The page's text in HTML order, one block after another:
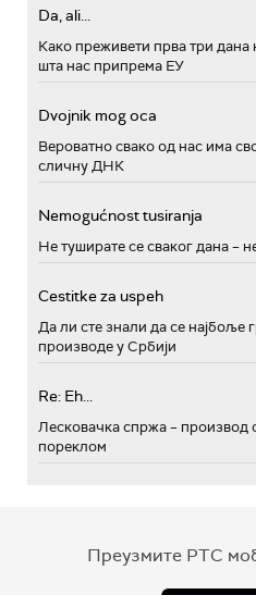
Da, ali...
Како преживети прва три дана
шта нас припрема ЕУ
Dvojnik mog oca
Вероватно свако од нас има
сличну ДНК
Nemogućnost tusiranja
Не туширате се сваког дана –
Cestitke za uspeh
Да ли сте знали да се најбоље
производе у Србији
Re: Eh...
Лесковачка спржа – производ
пореклом
Преузмите РТС